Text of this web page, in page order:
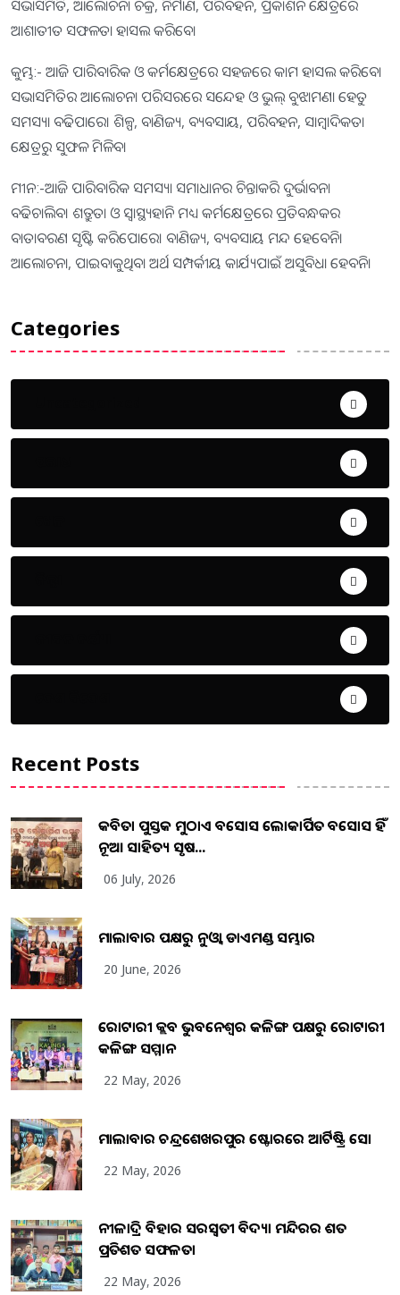
ସଭାସମିତି, ଆଲୋଚନା ଚକ୍ର, ନିର୍ମାଣ, ପରିବହନ, ପ୍ରକାଶନ କ୍ଷେତ୍ରରେ
ଆଶାତୀତ ସଫଳତା ହାସଲ କରିବେ।
କୁମ୍ଭ:- ଆଜି ପାରିବାରିକ ଓ କର୍ମକ୍ଷେତ୍ରରେ ସହଜରେ କାମ ହାସଲ କରିବେ।
ସଭାସମିତିର ଆଲୋଚନା ପରିସରରେ ସନ୍ଦେହ ଓ ଭୁଲ୍‌ ବୁଝାମଣା ହେତୁ
ସମସ୍ୟା ବଢିପାରେ। ଶିଳ୍ପ, ବାଣିଜ୍ୟ, ବ୍ୟବସାୟ, ପରିବହନ, ସାମ୍ବାଦିକତା
କ୍ଷେତ୍ରରୁ ସୁଫଳ ମିଳିବ।
ମୀନ:-ଆଜି ପାରିବାରିକ ସମସ୍ୟା ସମାଧାନର ଚିନ୍ତାକରି ଦୁର୍ଭାବନା
ବଢିଚାଲିବ। ଶତ୍ରୁତା ଓ ସ୍ବାସ୍ଥ୍ୟହାନି ମଧ୍ୟ କର୍ମକ୍ଷେତ୍ରରେ ପ୍ରତିବନ୍ଧକର
ବାତାବରଣ ସୃଷ୍ଟି କରିପୋରେ। ବାଣିଜ୍ୟ, ବ୍ୟବସାୟ ମନ୍ଦ ହେବେନି।
ଆଲୋଚନା, ପାଇବାକୁଥିବା ଅର୍ଥ ସମ୍ପର୍କୀୟ କାର୍ଯ୍ୟପାଇଁ ଅସୁବିଧା ହେବନି।
Categories
Recent Posts
କବିତା ପୁସ୍ତକ ମୁଠାଏ ଅବସୋସ ଲୋକାର୍ପିତ ଅବସୋସ ହିଁ
ନୂଆ ସାହିତ୍ୟ ସୃଷ...
06 July, 2026
ମାଲାବାର ପକ୍ଷରୁ ନୁଓ୍ବା ଡାଏମଣ୍ଡ ସମ୍ଭାର
20 June, 2026
ରୋଟାରୀ କ୍ଲବ ଭୁବନେଶ୍ୱର କଳିଙ୍ଗ ପକ୍ଷରୁ ରୋଟାରୀ
କଳିଙ୍ଗ ସମ୍ମାନ
22 May, 2026
ମାଲାବାର ଚନ୍ଦ୍ରଶେଖରପୁର ଷ୍ଟୋରରେ ଆର୍ଟିଷ୍ଟ୍ରି ସୋ
22 May, 2026
ନୀଳାଦ୍ରି ବିହାର ସରସ୍ୱତୀ ବିଦ୍ୟା ମନ୍ଦିରର ଶତ
ପ୍ରତିଶତ ସଫଳତା
22 May, 2026